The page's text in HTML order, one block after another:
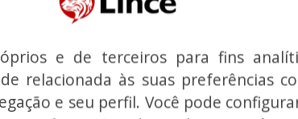
e de terceiros para fins
relacionada às suas preferências
e seu perfil. Você pode